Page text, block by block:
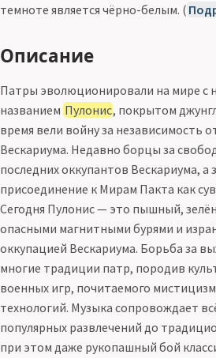
темноте является чёрно-белым. (
Описание
Патры эволюционировали на мире с
названием Пулонис, покрытом
время вели войну за независимость
Вескариума. Недавно борцы за
последних оккупантов Вескариума, а
присоединение к Мирам Пакта как
Сегодня Пулонис — это пышный,
опасными магнитными бурями и
оккупацией Вескариума. Борьба за
многие традиции патр, породив
военных игр, почитаемого
технологий. Музыка сопровождает
популярных развлечений до
при этом даже рукопашный бой